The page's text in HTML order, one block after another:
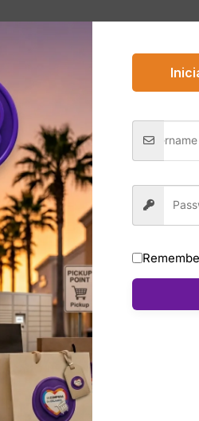
negro con blanco son uno de
soportar rutinas intensas
altamente transpirable,
incluso en movimientos
mientras que la
para cargas pesadas, y
un look limpio,